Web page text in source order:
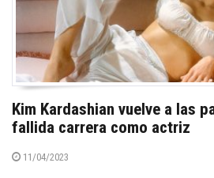
Kim Kardashian vuelve a las
fallida carrera como actriz
11/04/2023